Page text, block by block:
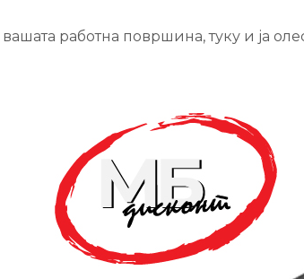
работна површина, туку и ја